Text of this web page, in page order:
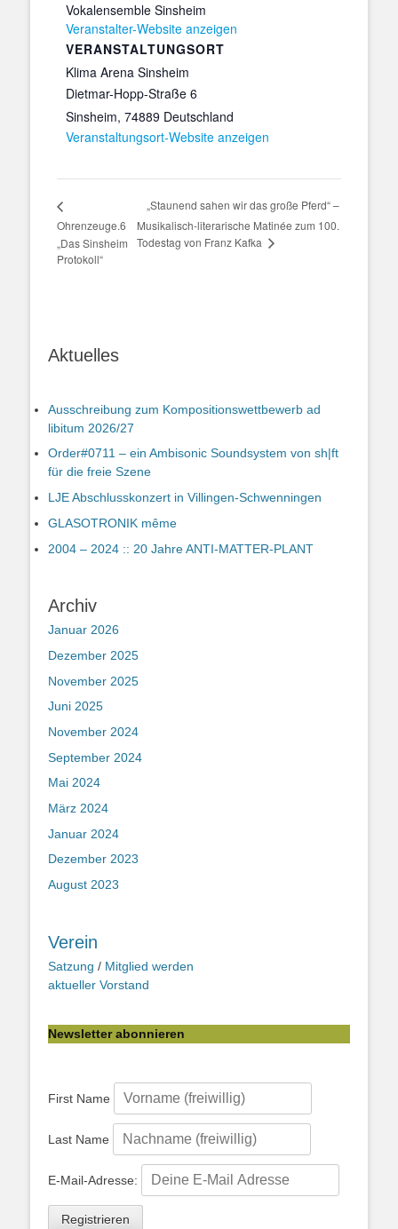
VERANSTALTUNGSORT
Klima Arena Sinsheim
Dietmar-Hopp-Straße 6
Sinsheim, 74889 Deutschland
Veranstaltungsort-Website anzeigen
Vokalensemble Sinsheim
Veranstalter-Website anzeigen
Ohrenzeuge.6
„Das Sinsheim
Protokoll“
„Staunend sahen wir das große Pferd“ –
Musikalisch-literarische Matinée zum 100.
Todestag von Franz Kafka
Aktuelles
Ausschreibung zum Kompositionswettbewerb ad
libitum 2026/27
Order#0711 – ein Ambisonic Soundsystem von sh|ft
für die freie Szene
LJE Abschlusskonzert in Villingen-Schwenningen
GLASOTRONIK même
2004 – 2024 :: 20 Jahre ANTI-MATTER-PLANT
Archiv
Januar 2026
Dezember 2025
November 2025
Juni 2025
November 2024
September 2024
Mai 2024
März 2024
Januar 2024
Dezember 2023
August 2023
Verein
Satzung / Mitglied werden
aktueller Vorstand
Newsletter abonnieren
First Name
Last Name
E-Mail-Adresse: